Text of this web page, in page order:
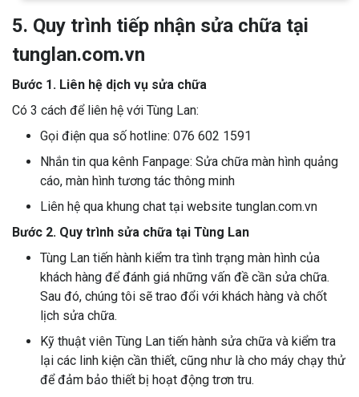
5. Quy trình tiếp nhận sửa chữa tại
tunglan.com.vn
Bước 1. Liên hệ dịch vụ sửa chữa
Có 3 cách để liên hệ với Tùng Lan:
Gọi điện qua số hotline: 076 602 1591
Nhắn tin qua kênh Fanpage: Sửa chữa màn hình quảng
cáo, màn hình tương tác thông minh
Liên hệ qua khung chat tại website tunglan.com.vn
Bước 2. Quy trình sửa chữa tại Tùng Lan
Tùng Lan tiến hành kiểm tra tình trạng màn hình của
khách hàng để đánh giá những vấn đề cần sửa chữa.
Sau đó, chúng tôi sẽ trao đổi với khách hàng và chốt
lịch sửa chữa.
Kỹ thuật viên Tùng Lan tiến hành sửa chữa và kiểm tra
lại các linh kiện cần thiết, cũng như là cho máy chạy thử
để đảm bảo thiết bị hoạt động trơn tru.